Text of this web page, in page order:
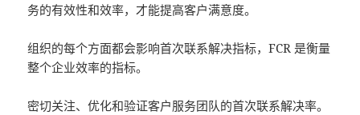
务的有效性和效率，才能提高客户满意度。
组织的每个方面都会影响首次联系解决指标，FCR 是衡量
整个企业效率的指标。
密切关注、优化和验证客户服务团队的首次联系解决率。